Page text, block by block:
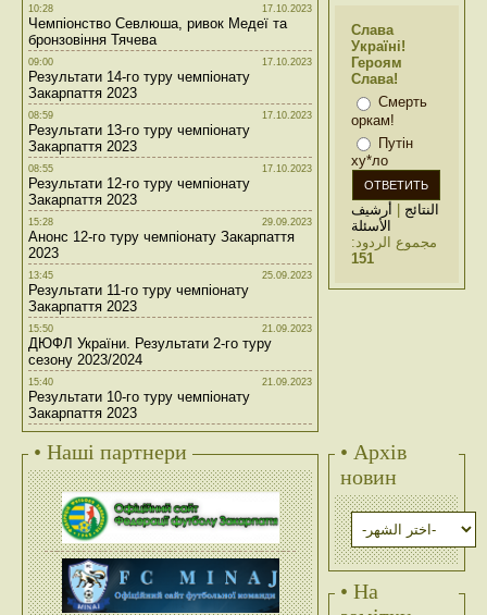
10:28 17.10.2023
Чемпіонство Севлюша, ривок Медеї та
бронзовіння Тячева
09:00 17.10.2023
Результати 14-го туру чемпіонату
Закарпаття 2023
08:59 17.10.2023
Результати 13-го туру чемпіонату
Закарпаття 2023
08:55 17.10.2023
Результати 12-го туру чемпіонату
Закарпаття 2023
15:28 29.09.2023
Анонс 12-го туру чемпіонату Закарпаття
2023
13:45 25.09.2023
Результати 11-го туру чемпіонату
Закарпаття 2023
15:50 21.09.2023
ДЮФЛ України. Результати 2-го туру
сезону 2023/2024
15:40 21.09.2023
Результати 10-го туру чемпіонату
Закарпаття 2023
Слава
Україні!
Героям
Слава!
Смерть
оркам!
Путін
ху*ло
النتائج | أرشيف
الأسئلة
مجموع الردود:
151
• Наші партнери
• Архів
новин
• На